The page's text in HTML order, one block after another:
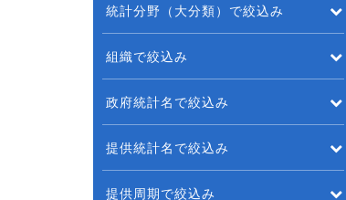
統計分野（大分類）で絞込み
組織で絞込み
政府統計名で絞込み
提供統計名で絞込み
提供周期で絞込み